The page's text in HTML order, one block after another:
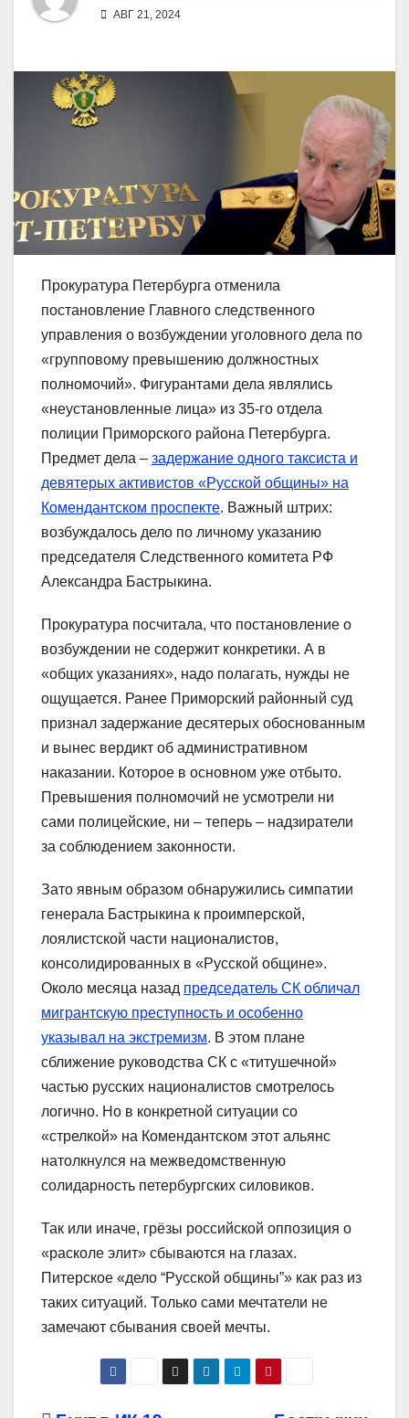
АВГ 21, 2024
Прокуратура Петербурга отменила
постановление Главного следственного
управления о возбуждении уголовного дела по
«групповому превышению должностных
полномочий». Фигурантами дела являлись
«неустановленные лица» из 35-го отдела
полиции Приморского района Петербурга.
Предмет дела – задержание одного таксиста и
девятерых активистов «Русской общины» на
Комендантском проспекте. Важный штрих:
возбуждалось дело по личному указанию
председателя Следственного комитета РФ
Александра Бастрыкина.
Прокуратура посчитала, что постановление о
возбуждении не содержит конкретики. А в
«общих указаниях», надо полагать, нужды не
ощущается. Ранее Приморский районный суд
признал задержание десятерых обоснованным
и вынес вердикт об административном
наказании. Которое в основном уже отбыто.
Превышения полномочий не усмотрели ни
сами полицейские, ни – теперь – надзиратели
за соблюдением законности.
Зато явным образом обнаружились симпатии
генерала Бастрыкина к проимперской,
лоялистской части националистов,
консолидированных в «Русской общине».
Около месяца назад председатель СК обличал
мигрантскую преступность и особенно
указывал на экстремизм. В этом плане
сближение руководства СК с «титушечной»
частью русских националистов смотрелось
логично. Но в конкретной ситуации со
«стрелкой» на Комендантском этот альянс
натолкнулся на межведомственную
солидарность петербургских силовиков.
Так или иначе, грёзы российской оппозиция о
«расколе элит» сбываются на глазах.
Питерское «дело “Русской общины”» как раз из
таких ситуаций. Только сами мечтатели не
замечают сбывания своей мечты.